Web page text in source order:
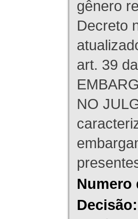
gênero
Decreto
art. 39
NO
Numero
Decisão: